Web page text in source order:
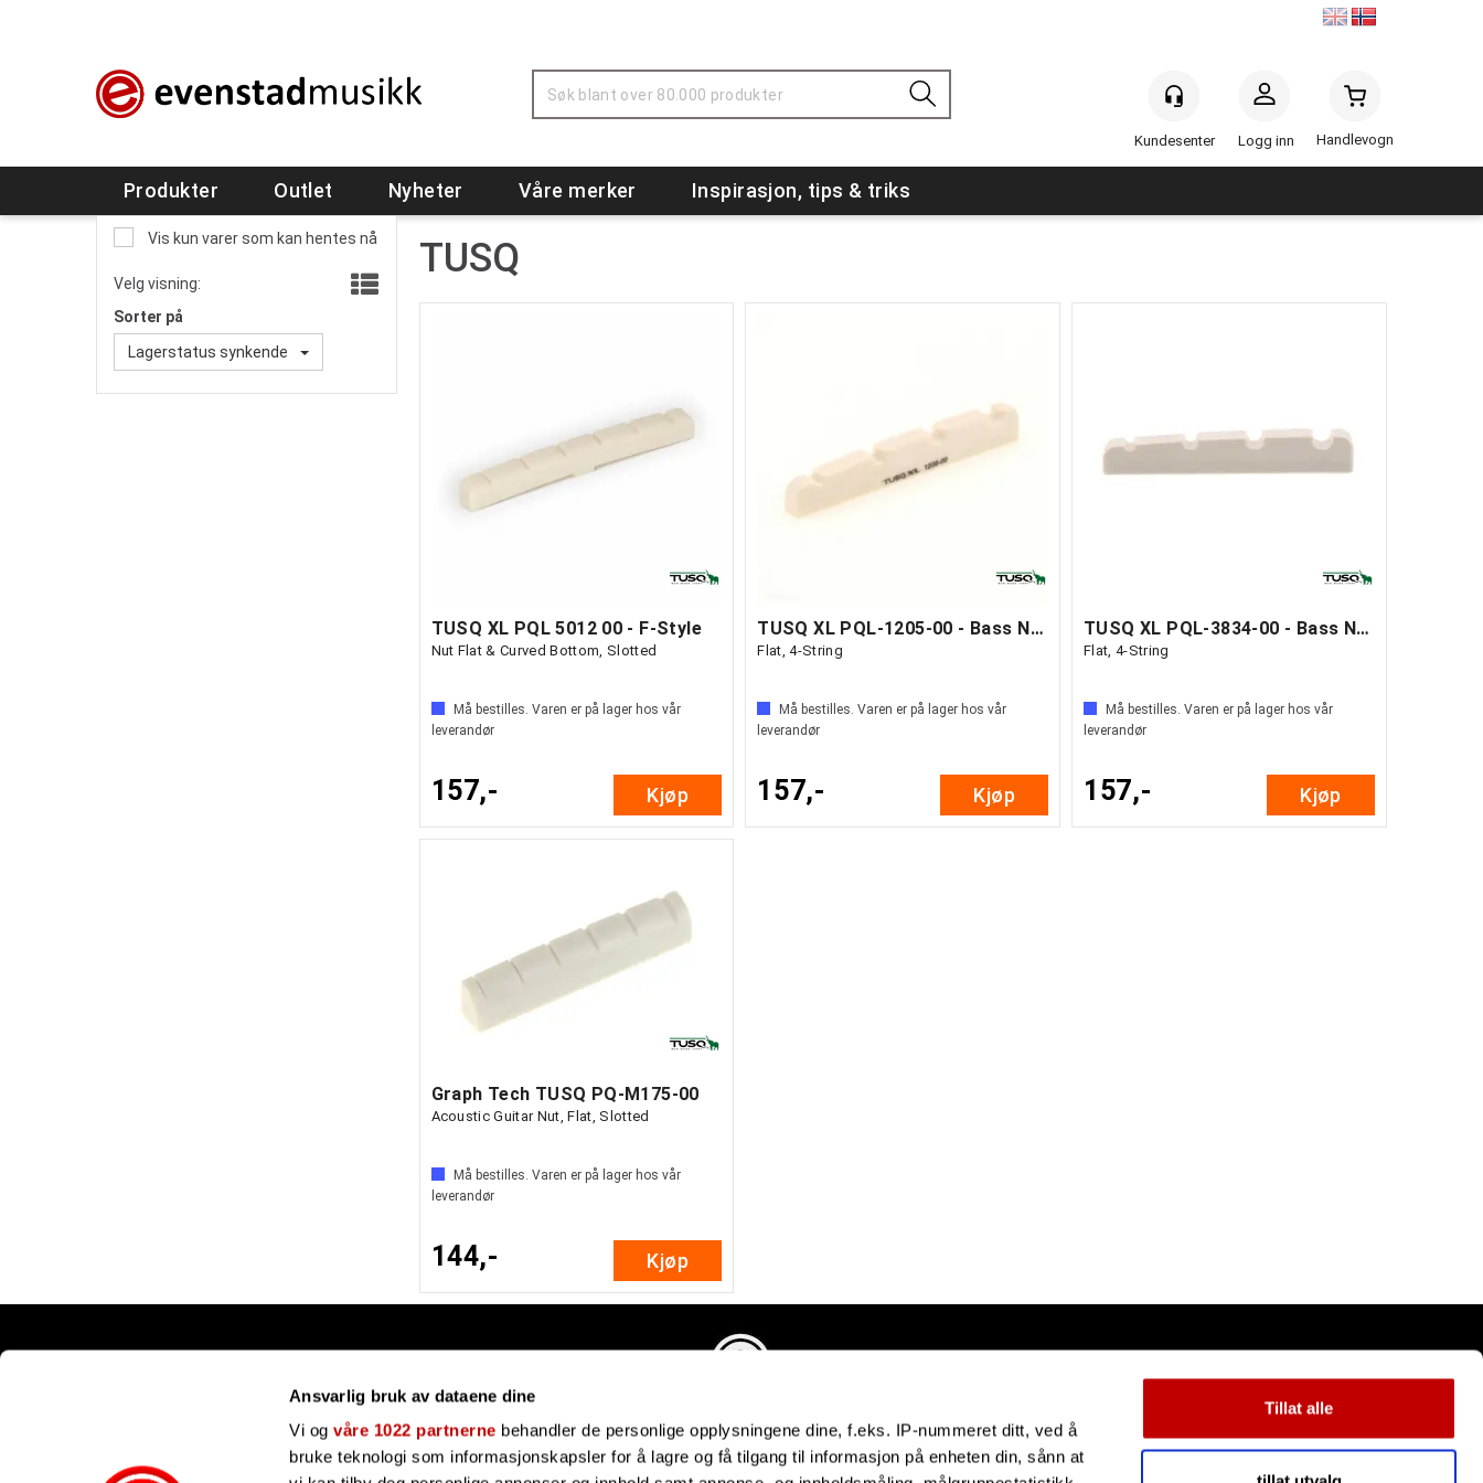
Ansvarlig bruk av dataene dine
Vi ogvåre 1022 partnerne behandler de personlige opplysningene dine, f.eks. IP-nummeret ditt, ved å
bruke teknologi som informasjonskapsler for å lagre og få tilgang til informasjon på enheten din, sånn at
Tillat alle
Logg inn Handlevogn
Produkter Outlet Nyheter Våre merker Inspirasjon, tips & triks
Vis kun varer som kan hentes nå
Velg visning:
Sorter på
Lagerstatus synkende
TUSQ
TUSQ XL PQL 5012 00 - F-Style
Nut Flat & Curved Bottom, Slotted
Må bestilles. Varen er på lager hos vår
leverandør
157,- Kjøp
TUSQ XL PQL-1205-00 - Bass Nut
Flat, 4-String
Må bestilles. Varen er på lager hos vår
leverandør
157,- Kjøp
TUSQ XL PQL-3834-00 - Bass Nut
Flat, 4-String
Må bestilles. Varen er på lager hos vår
leverandør
157,- Kjøp
Graph Tech TUSQ PQ-M175-00
Acoustic Guitar Nut, Flat, Slotted
Må bestilles. Varen er på lager hos vår
leverandør
144,- Kjøp
Bli forhandler
Industriveien 4
4879 Grimstad